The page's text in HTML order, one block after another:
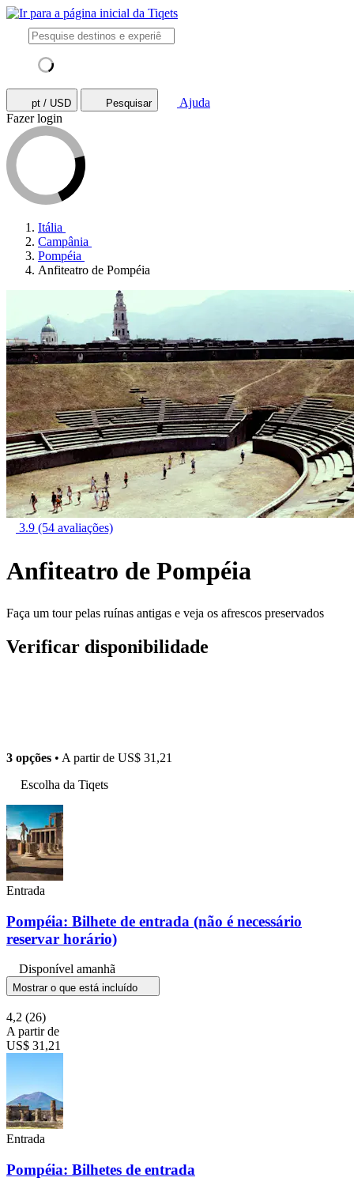
pt / USD Pesquisar
Ajuda
Fazer login
Itália
Campânia
Pompéia
Anfiteatro de Pompéia
3.9 (54 avaliações)
Anfiteatro de Pompéia
Faça um tour pelas ruínas antigas e veja os afrescos preservados
Verificar disponibilidade
3 opções • A partir de US$ 31,21
Escolha da Tiqets
Entrada
Pompéia: Bilhete de entrada (não é necessário
reservar horário)
Disponível amanhã
Mostrar o que está incluído
4,2 (26)
A partir de
US$ 31,21
Entrada
Pompéia: Bilhetes de entrada